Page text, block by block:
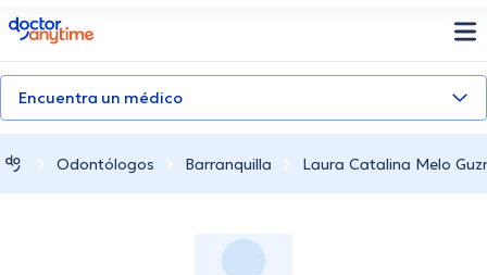
doctoranytime
Encuentra un médico
Odontólogos Barranquilla Laura Catalina Melo